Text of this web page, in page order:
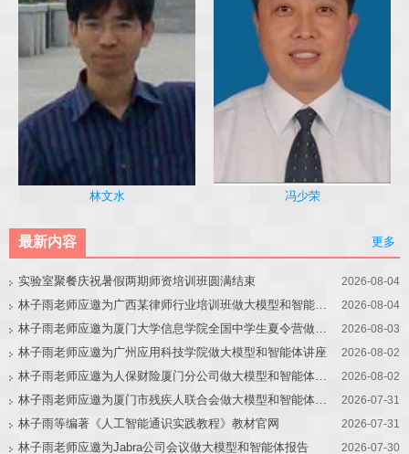
林文水 冯少荣
最新内容 更多
实验室聚餐庆祝暑假两期师资培训班圆满结束 2026-08-04
林子雨老师应邀为广西某律师行业培训班做大模型和智能体讲座 2026-08-04
林子雨老师应邀为厦门大学信息学院全国中学生夏令营做大模型讲座 2026-08-03
林子雨老师应邀为广州应用科技学院做大模型和智能体讲座 2026-08-02
林子雨老师应邀为人保财险厦门分公司做大模型和智能体讲座 2026-08-02
林子雨老师应邀为厦门市残疾人联合会做大模型和智能体讲座 2026-07-31
林子雨等编著《人工智能通识实践教程》教材官网 2026-07-31
林子雨老师应邀为Jabra公司会议做大模型和智能体报告 2026-07-30